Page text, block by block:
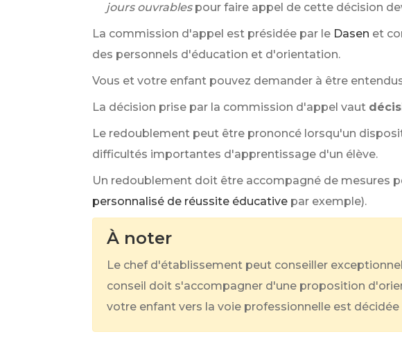
jours ouvrables pour faire appel de cette décision
La commission d'appel est présidée par le Dasen et
des personnels d'éducation et d'orientation.
Vous et votre enfant pouvez demander à être
La décision prise par la commission d'appel vaut
Le redoublement peut être prononcé lorsqu'un
difficultés importantes d'apprentissage d'un élève.
Un redoublement doit être accompagné de mesures
personnalisé de réussite éducative par exemple).
À noter
Le chef d'établissement peut conseiller
conseil doit s'accompagner d'une proposition
votre enfant vers la voie professionnelle est décidée